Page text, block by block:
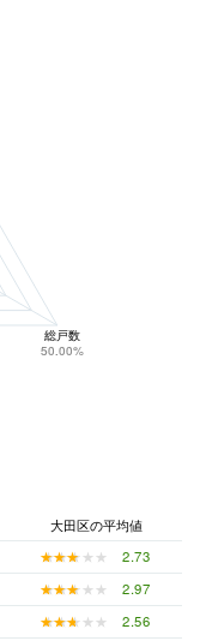
総戸数
50.00%
大田区の平均値
★★★★★
★★★★★
2.73
★★★★★
★★★★★
2.97
★★★★★
★★★★★
2.56